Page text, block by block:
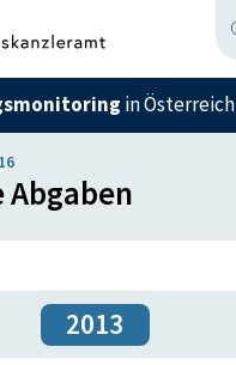
in Österreich
2013